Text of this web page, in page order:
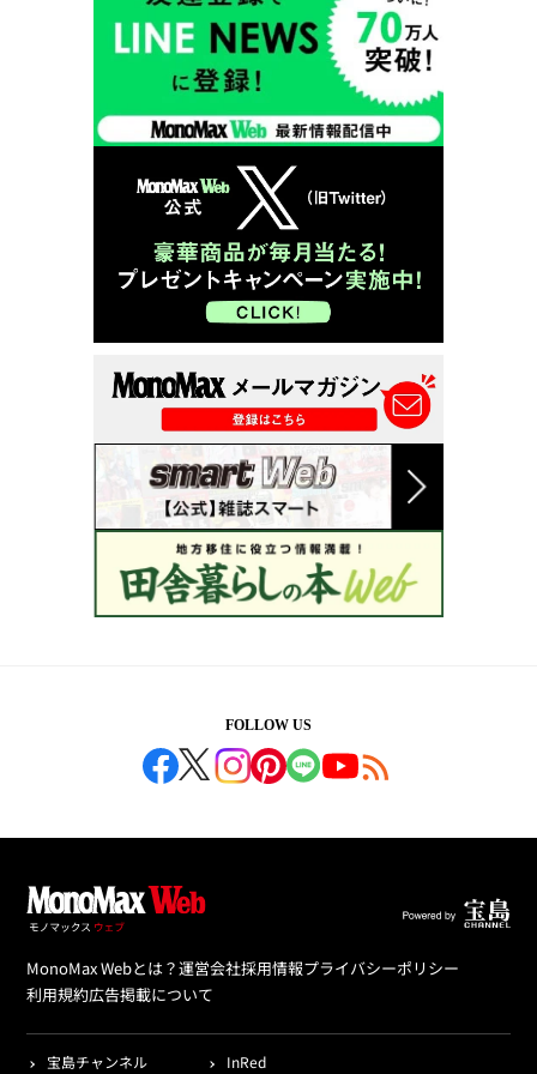
FOLLOW US
MonoMax Webとは？運営会社採用情報プライバシーポリシー
利用規約広告掲載について
宝島チャンネル
InRed